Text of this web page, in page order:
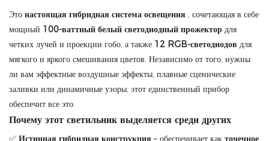
Это настоящая гибридная система освещения , сочетающая в себе
мощный 100-ваттный белый светодиодный прожектор для
четких лучей и проекции гобо, а также 12 RGB-светодиодов для
мягкого и яркого смешивания цветов. Независимо от того, нужны
ли вам эффектные воздушные эффекты, плавные сценические
заливки или динамичные узоры, этот единственный прибор
обеспечит все это.
Почему этот светильник выделяется среди других
✅ Истинная гибридная конструкция – обеспечивает как точечное